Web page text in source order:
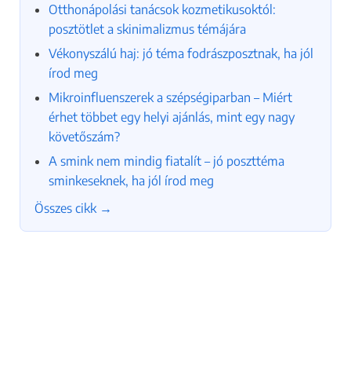
bevezetni
jelentkezőt
Többet is választhatsz.
c
í
m
Mivel foglalkozol?
Barber
Fodrász
Hajhosszabbítás / Hajfonás
Otthonápolási tanácsok kozmetikusoktól:
posztötlet a skinimalizmus témájára
Vékonyszálú haj: jó téma fodrászposztnak, ha jól
írod meg
Mikroinfluenszerek a szépségiparban – Miért
érhet többet egy helyi ajánlás, mint egy nagy
követőszám?
A smink nem mindig fiatalít – jó poszttéma
sminkeseknek, ha jól írod meg
Összes cikk →